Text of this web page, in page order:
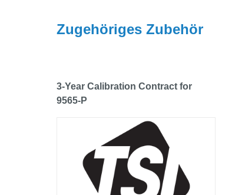
Zugehöriges Zubehör
3-Year Calibration Contract for
9565-P